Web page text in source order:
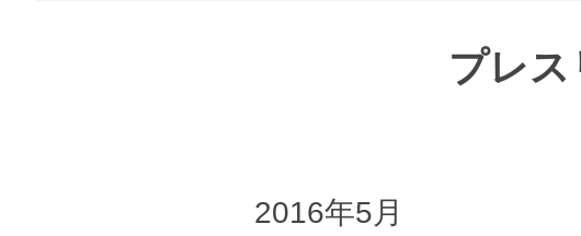
プレ
2016年5月